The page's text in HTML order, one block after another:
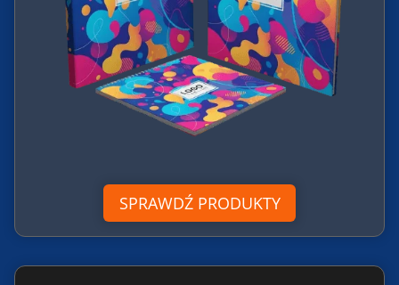
SPRAWDŹ PRODUKTY